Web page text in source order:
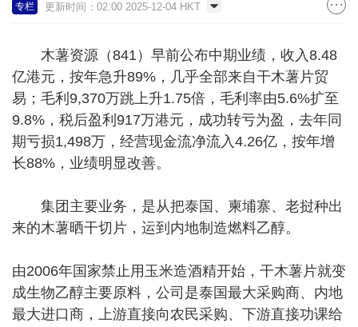
专栏 更新时间：02:00 2025-12-04 HKT
木薯资源（841）早前公布中期业绩，收入8.48
亿港元，按年急升89%，几乎全部来自干木薯片贸
易；毛利9,370万跳上升1.75倍，毛利率由5.6%扩至
9.8%，税后盈利917万港元，成功转亏为盈，去年同
期亏损1,498万，经营现金流净流入4.26亿，按年增
长88%，业绩明显改善。
集团主要业务，是从把泰国、柬埔寨、老挝种出
来的木薯晒干切片，运到内地制造燃料乙醇。
由2006年国家禁止用玉米造酒精开始，干木薯片就变
成生物乙醇主要原料，公司是泰国最大采购商、内地
最大进口商，上游直接向农民采购、下游直接功课给